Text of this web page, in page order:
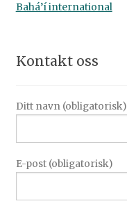
Bahá’í international
Kontakt oss
Ditt navn (obligatorisk)
E-post (obligatorisk)